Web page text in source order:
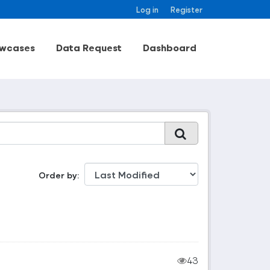
Log in Register
Data Request Dashboard
Order by
43